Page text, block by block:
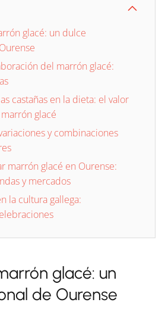
glacé: un dulce
del marrón glacé:
castañas en la dieta: el valor
glacé
y combinaciones
marrón glacé en Ourense:
y mercados
la cultura gallega:
glacé: un
de Ourense